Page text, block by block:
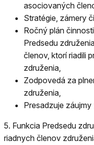
asociovaných
Stratégie, zámery
Ročný plán
Predsedu
členov, ktorí riadili
združenia,
Zodpovedá za
združenia,
Presadzuje
5. Funkcia Predsedu
riadnych členov